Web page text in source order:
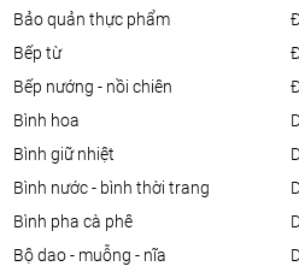
bảo quản thực phẩm
bếp từ
bếp nướng - nồi chiên
bình hoa
bình giữ nhiệt
bình nước - bình thời trang
bình pha cà phê
bộ dao - muỗng - nĩa